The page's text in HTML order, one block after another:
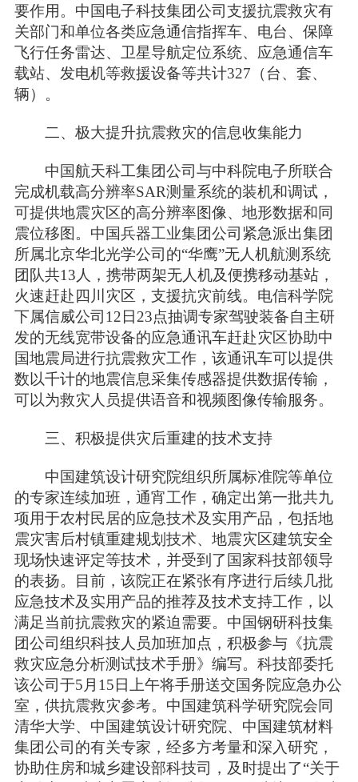
要作用。中国电子科技集团公司支援抗震救灾有
关部门和单位各类应急通信指挥车、电台、保障
飞行任务雷达、卫星导航定位系统、应急通信车
载站、发电机等救援设备等共计327（台、套、
辆）。
二、极大提升抗震救灾的信息收集能力
中国航天科工集团公司与中科院电子所联合
完成机载高分辨率SAR测量系统的装机和调试，
可提供地震灾区的高分辨率图像、地形数据和同
震位移图。中国兵器工业集团公司紧急派出集团
所属北京华北光学公司的“华鹰”无人机航测系统
团队共13人，携带两架无人机及便携移动基站，
火速赶赴四川灾区，支援抗灾前线。电信科学院
下属信威公司12日23点抽调专家驾驶装备自主研
发的无线宽带设备的应急通讯车赶赴灾区协助中
国地震局进行抗震救灾工作，该通讯车可以提供
数以千计的地震信息采集传感器提供数据传输，
可以为救灾人员提供语音和视频图像传输服务。
三、积极提供灾后重建的技术支持
中国建筑设计研究院组织所属标准院等单位
的专家连续加班，通宵工作，确定出第一批共九
项用于农村民居的应急技术及实用产品，包括地
震灾害后村镇重建规划技术、地震灾区建筑安全
现场快速评定等技术，并受到了国家科技部领导
的表扬。目前，该院正在紧张有序进行后续几批
应急技术及实用产品的推荐及技术支持工作，以
满足当前抗震救灾的紧迫需要。中国钢研科技集
团公司组织科技人员加班加点，积极参与《抗震
救灾应急分析测试技术手册》编写。科技部委托
该公司于5月15日上午将手册送交国务院应急办公
室，供抗震救灾参考。中国建筑科学研究院会同
清华大学、中国建筑设计研究院、中国建筑材料
集团公司的有关专家，经多方考量和深入研究，
协助住房和城乡建设部科技司，及时提出了“关于